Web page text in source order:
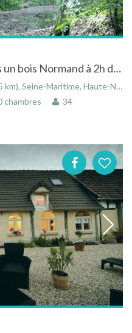
Cabane dans les arbres dans un bois Normand à 2h de Paris
Haute-Normandie, Normandie, France
chambres
34